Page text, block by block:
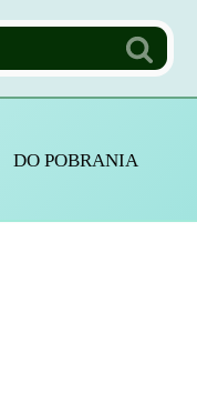
DO POBRANIA